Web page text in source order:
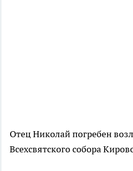
Отец Николай погребен
Всехсвятского собора